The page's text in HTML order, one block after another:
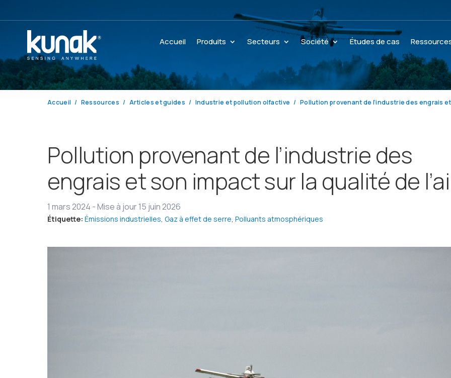
Accueil Produits Secteurs Société Études de cas
Accueil Ressources Articles et guides Industrie et pollution olfactive
Pollution provenant de l’industrie des
engrais et son impact sur la qualité de
1 mars 2024 -Mise à jour 15 juin 2026
Étiquette:Émissions industrielles,Gaz à effet de serre,Polluants atmosphériques